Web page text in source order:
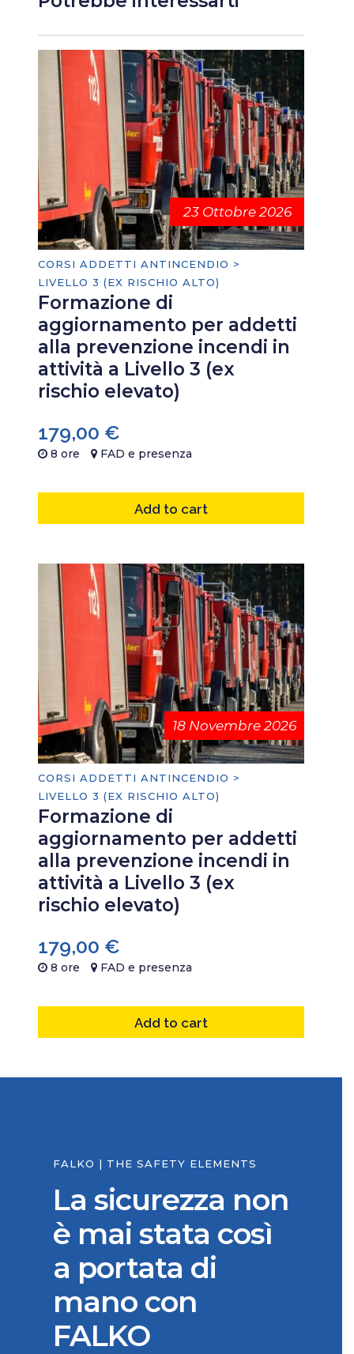
23 Ottobre 2026
CORSI ADDETTI ANTINCENDIO >
LIVELLO 3 (EX RISCHIO ALTO)
Formazione di
aggiornamento per addetti
alla prevenzione incendi in
attività a Livello 3 (ex
rischio elevato)
179,00 €
8 ore FAD e presenza
Add to cart
18 Novembre 2026
CORSI ADDETTI ANTINCENDIO >
LIVELLO 3 (EX RISCHIO ALTO)
Formazione di
aggiornamento per addetti
alla prevenzione incendi in
attività a Livello 3 (ex
rischio elevato)
179,00 €
8 ore FAD e presenza
Add to cart
FALKO | THE SAFETY ELEMENTS
La sicurezza non
è mai stata così
a portata di
mano con
FALKO